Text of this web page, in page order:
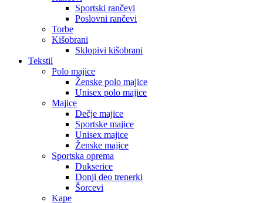
Sportski rančevi
Poslovni rančevi
Torbe
Kišobrani
Sklopivi kišobrani
Tekstil
Polo majice
Ženske polo majice
Unisex polo majice
Majice
Dečje majice
Sportske majice
Unisex majice
Ženske majice
Sportska oprema
Dukserice
Donji deo trenerki
Šorcevi
Kape